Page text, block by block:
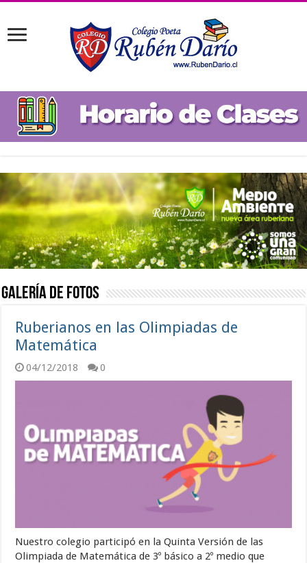
Galería de Fotos
Ruberianos en las Olimpiadas de
Matemática
04/12/2018 0
Nuestro colegio participó en la Quinta Versión de las
Olimpiada de Matemática de 3º básico a 2º medio que